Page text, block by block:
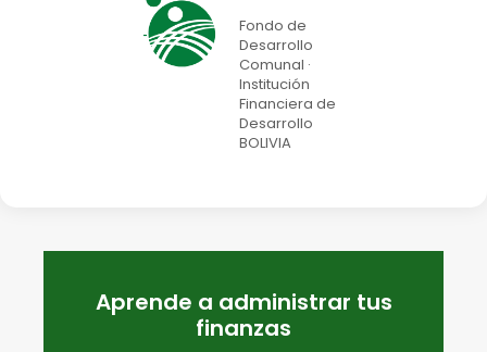
Fondo de
Desarrollo
Comunal ·
Institución
Financiera de
Desarrollo
BOLIVIA
Aprende a administrar tus
finanzas